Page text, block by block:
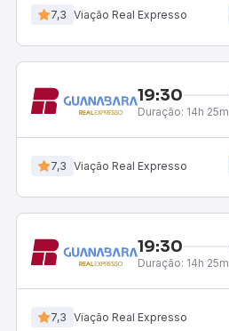
7,3 Viação Real Expresso
19:30
Duração: 14h 25m
7,3 Viação Real Expresso
19:30
Duração: 14h 25m
7,3 Viação Real Expresso